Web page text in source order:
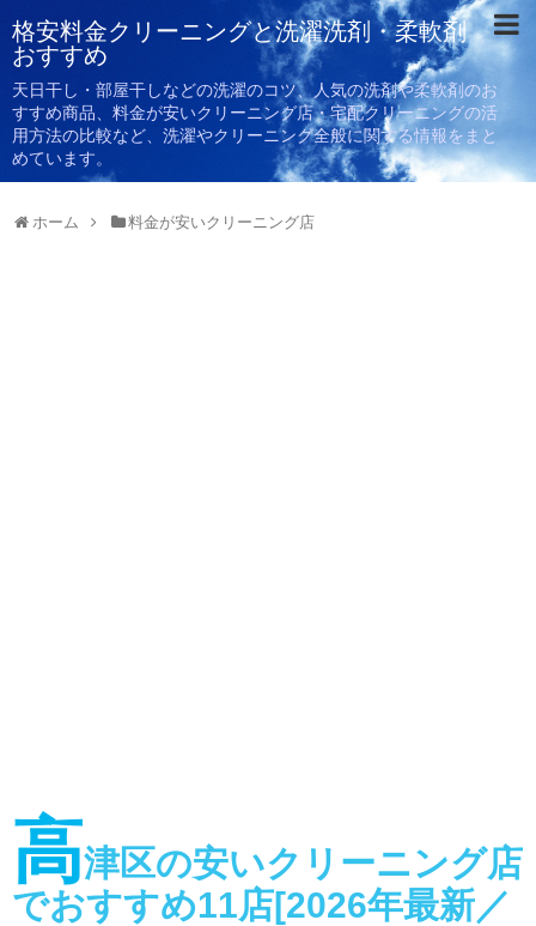
格安料金クリーニングと洗濯洗剤・柔軟剤
おすすめ
天日干し・部屋干しなどの洗濯のコツ、人気の洗剤や柔軟剤のお
すすめ商品、料金が安いクリーニング店・宅配クリーニングの活
用方法の比較など、洗濯やクリーニング全般に関する情報をまと
めています。
ホーム 料金が安いクリーニング店
高津区の安いクリーニング店
でおすすめ11店[2026年最新／